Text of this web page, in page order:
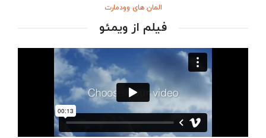
المان های وودمارت
فیلم از ویمئو